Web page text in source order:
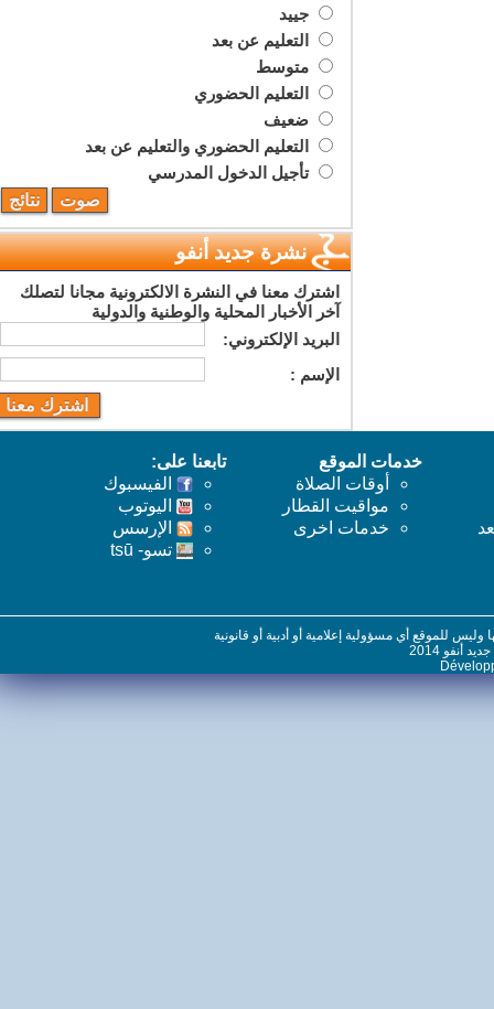
جييد
التعليم عن بعد
متوسط
التعليم الحضوري
ضعيف
التعليم الحضوري والتعليم عن بعد
تأجيل الدخول المدرسي
نشرة جديد أنفو
اشترك معنا في النشرة الالكترونية مجانا لتصلك
آخر الأخبار المحلية والوطنية والدولية
البريد اﻹلكتروني:
اﻹسم :
خدمات الموقع
أوقات الصلاة
مواقيت القطار
خدمات اخرى
تابعنا على:
الفيسبوك
اليوتوب
اﻹرسس
تسو- tsū
للموقع أي مسؤولية إعلامية أو أدبية أو قانونية
2014